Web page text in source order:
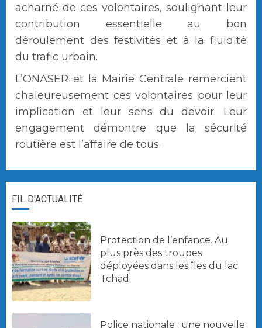
acharné de ces volontaires, soulignant leur
contribution essentielle au bon
déroulement des festivités et à la fluidité
du trafic urbain.
L’ONASER et la Mairie Centrale remercient
chaleureusement ces volontaires pour leur
implication et leur sens du devoir. Leur
engagement démontre que la sécurité
routière est l’affaire de tous.
FIL D'ACTUALITÉ
Protection de l’enfance. Au
plus près des troupes
déployées dans les îles du lac
Tchad.
Police nationale : une nouvelle